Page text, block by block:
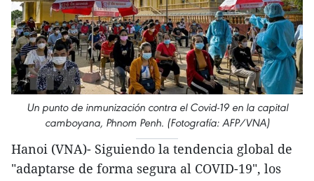
Un punto de inmunización contra el Covid-19 en la capital
camboyana, Phnom Penh. (Fotografía: AFP/VNA)
Hanoi (VNA)- Siguiendo la tendencia global de
"adaptarse de forma segura al COVID-19", los